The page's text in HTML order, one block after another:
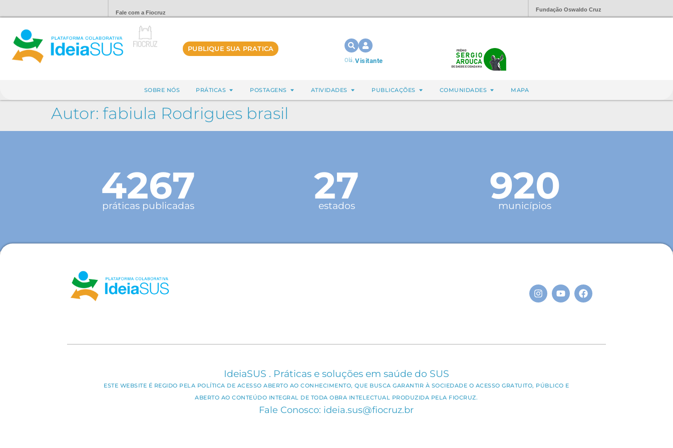
Fale com a Fiocruz Fundação Oswaldo Cruz
PUBLIQUE SUA PRATICA
Olá,Visitante
SOBRE NÓS PRÁTICAS POSTAGENS ATIVIDADES PUBLICAÇÕES COMUNIDADES MAPA
Autor: fabiula Rodrigues brasil
4267
práticas publicadas 27
estados 920
municípios
IdeiaSUS . Práticas e soluções em saúde do SUS
ESTE WEBSITE É REGIDO PELA POLÍTICA DE ACESSO ABERTO AO CONHECIMENTO, QUE BUSCA GARANTIR À SOCIEDADE O ACESSO GRATUITO, PÚBLICO E
ABERTO AO CONTEÚDO INTEGRAL DE TODA OBRA INTELECTUAL PRODUZIDA PELA FIOCRUZ.
Fale Conosco: ideia.sus@fiocruz.br